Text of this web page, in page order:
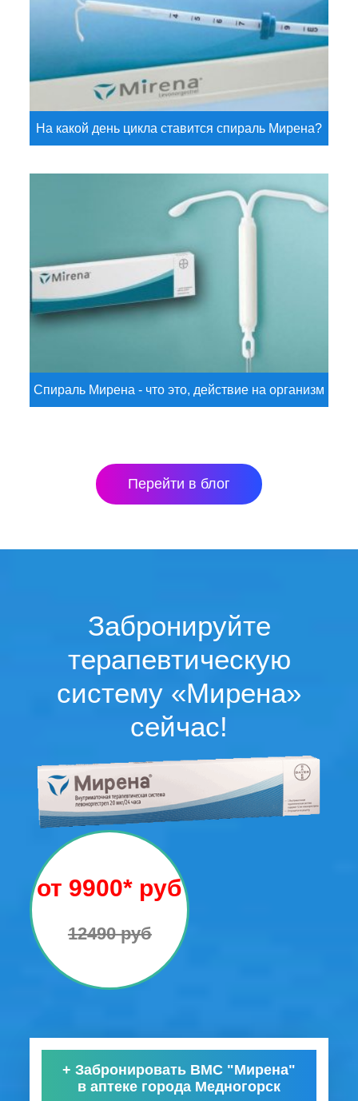
На какой день цикла ставится спираль Мирена?
Спираль Мирена - что это, действие на организм
Перейти в блог
Забронируйте
терапевтическую
систему «Мирена»
сейчас!
от 9900* руб
12490 руб
+ Забронировать ВМС "Мирена"
в аптеке города Медногорск